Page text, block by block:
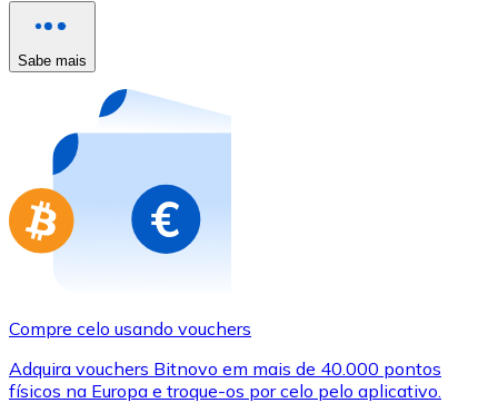
Comprar com cartão
Loja - Cartões-presente
Compre cartões-presente das suas marcas favoritas
Ir para a loja de cartões-presente
Sabe mais
Compre celo usando vouchers
Adquira vouchers Bitnovo em mais de 40.000 pontos
físicos na Europa e troque-os por celo pelo aplicativo.